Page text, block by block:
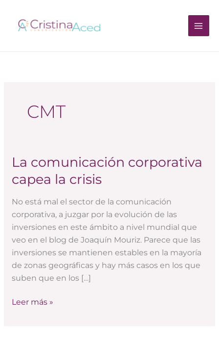
contenido
CMT
La comunicación corporativa
capea la crisis
No está mal el sector de la comunicación
corporativa, a juzgar por la evolución de las
inversiones en este ámbito a nivel mundial que
veo en el blog de Joaquín Mouriz. Parece que las
inversiones se mantienen estables en la mayoría
de zonas geográficas y hay más casos en los que
suben que en los […]
La
comunicación
corporativa
capea
crisis
Leer más »